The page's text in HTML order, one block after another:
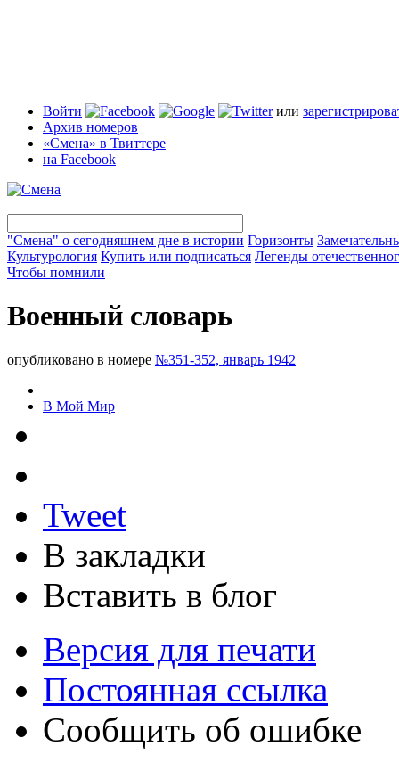
Войти или
Архив номеров
«Смена» в Твиттере
на Facebook
"Смена" о сегодняшнем дне в истории Горизонты
Культурология Купить или подписаться Легенды
Чтобы помнили
Военный словарь
опубликовано в номере №351-352, январь 1942
В Мой Мир
Tweet
В закладки
Вставить в блог
Версия для печати
Постоянная ссылка
Сообщить об ошибке